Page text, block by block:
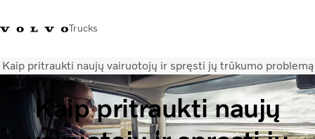
Trucks
+ 370 610 19991 Volvo Trucks parduotuvėPrisijungtiLietuva
Transporto sprendimai
Kaip pritraukti naujų vairuotojų ir spręsti jų trūkumo problemą
Kaip pritraukti naujų